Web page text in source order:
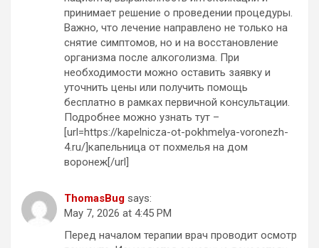
принимает решение о проведении процедуры.
Важно, что лечение направлено не только на
снятие симптомов, но и на восстановление
организма после алкоголизма. При
необходимости можно оставить заявку и
уточнить цены или получить помощь
бесплатно в рамках первичной консультации.
Подробнее можно узнать тут –
[url=https://kapelnicza-ot-pokhmelya-voronezh-
4.ru/]капельница от похмелья на дом
воронеж[/url]
ThomasBug says:
May 7, 2026 at 4:45 PM
Перед началом терапии врач проводит осмотр